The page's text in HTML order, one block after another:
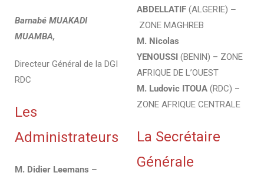
Barnabé MUAKADI
MUAMBA,
Directeur Général de la DGI
RDC
Les
Administrateurs
M. Didier Leemans –
ABDELLATIF (ALGERIE) –
ZONE MAGHREB
M. Nicolas
YENOUSSI(BENIN) – ZONE
AFRIQUE DE L’OUEST
M. Ludovic ITOUA(RDC) –
ZONE AFRIQUE CENTRALE
La Secrétaire
Générale